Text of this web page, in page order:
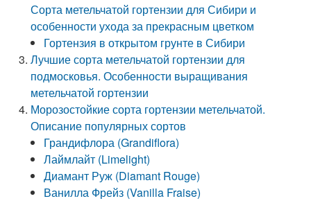
Сорта метельчатой гортензии для Сибири и
особенности ухода за прекрасным цветком
Гортензия в открытом грунте в Сибири
Лучшие сорта метельчатой гортензии для
подмосковья. Особенности выращивания
метельчатой гортензии
Морозостойкие сорта гортензии метельчатой.
Описание популярных сортов
Грандифлора (Grandiflora)
Лаймлайт (Limelight)
Диамант Руж (Diamant Rouge)
Ванилла Фрейз (Vanilla Fraise)